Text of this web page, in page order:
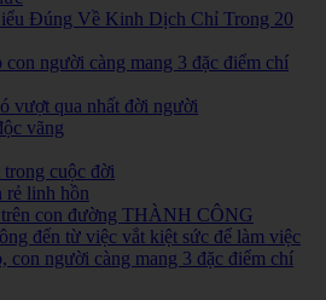
Đúng Về Kinh Dịch Chỉ Trong 20
con người càng mang 3 đặc điểm chí
vượt qua nhất đời người
vãng
cuộc đời
rẻ linh hồn
con đường THÀNH CÔNG
đến từ việc vắt kiệt sức để làm việc
con người càng mang 3 đặc điểm chí